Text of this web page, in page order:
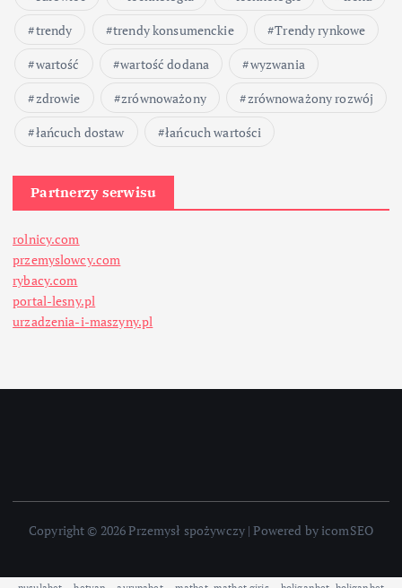
trendy
trendy konsumenckie
Trendy rynkowe
wartość
wartość dodana
wyzwania
zdrowie
zrównoważony
zrównoważony rozwój
łańcuch dostaw
łańcuch wartości
Partnerzy serwisu
rolnicy.com
przemyslowcy.com
rybacy.com
portal-lesny.pl
urzadzenia-i-maszyny.pl
Copyright © 2026 Przemysł spożywczy | Powered by icomSEO